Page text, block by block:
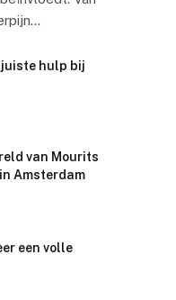
juiste hulp bij
van Mourits
Amsterdam
een volle